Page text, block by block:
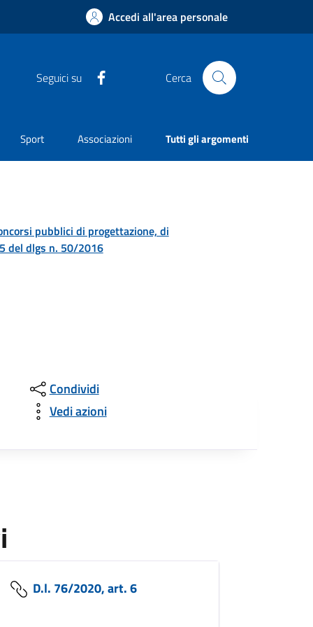
Accedi all'area personale
Seguici su Cerca
Sport Associazioni Tutti gli argomenti
pubblici di progettazione, di
del dlgs n. 50/2016
Condividi
Vedi azioni
D.l. 76/2020, art. 6